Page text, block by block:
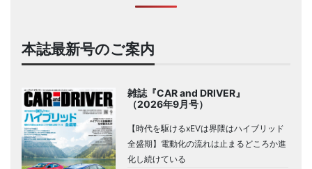
本誌最新号のご案内
雑誌『CAR and DRIVER』
（2026年9月号）
【時代を駆けるxEVは界隈はハイブリッド
全盛期】電動化の流れは止まるどころか進
化し続けている